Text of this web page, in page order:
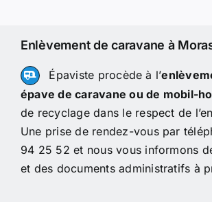
Enlèvement de caravane à
Épaviste procède à l’
épave de caravane ou de mobil-
de recyclage dans le respect de
Une prise de rendez-vous par
94 25 52 et nous vous informons
et des documents administratifs à